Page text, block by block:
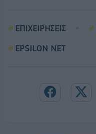
ΕΠΙΧΕΙΡΗΣΕΙΣ
EPSILON NET